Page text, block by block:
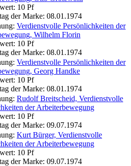
10 Pf
der Marke: 08.01.1974
Verdienstvolle Persönlichkeiten der
Wilhelm Florin
10 Pf
der Marke: 08.01.1974
Verdienstvolle Persönlichkeiten der
Georg Handke
10 Pf
der Marke: 08.01.1974
Rudolf Breitscheid, Verdienstvolle
der Arbeiterbewegung
10 Pf
der Marke: 09.07.1974
Kurt Bürger, Verdienstvolle
der Arbeiterbewegung
10 Pf
der Marke: 09.07.1974